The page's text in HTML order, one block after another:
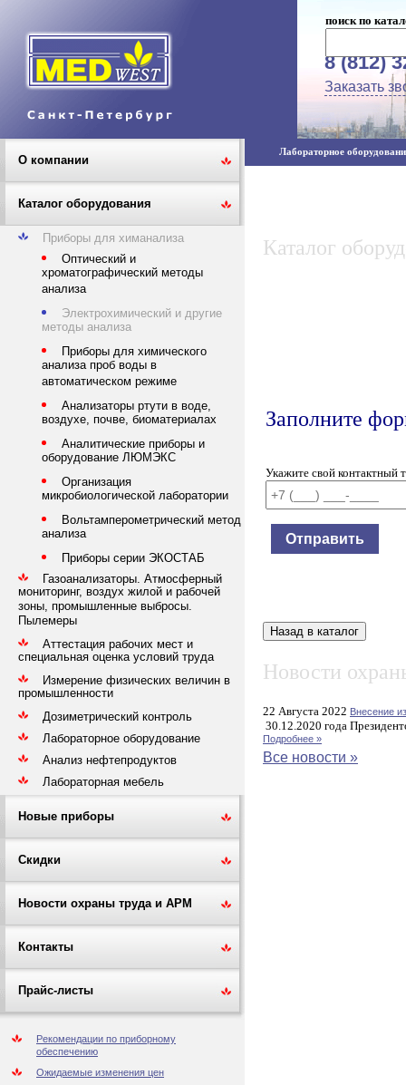
поиск по
8 (812)
Заказать
О компании
Каталог оборудования
Приборы для химанализа
Оптический и
хроматографический методы
анализа
Электрохимический и другие
методы анализа
Приборы для химического
анализа проб воды в
автоматическом режиме
Анализаторы ртути в воде,
воздухе, почве, биоматериалах
Аналитические приборы и
оборудование ЛЮМЭКС
Организация
микробиологической лаборатории
Вольтамперометрический метод
анализа
Приборы серии ЭКОСТАБ
Газоанализаторы. Атмосферный
мониторинг, воздух жилой и рабочей
зоны, промышленные выбросы.
Пылемеры
Аттестация рабочих мест и
специальная оценка условий труда
Измерение физических величин в
промышленности
Дозиметрический контроль
Лабораторное оборудование
Анализ нефтепродуктов
Лабораторная мебель
Новые приборы
Скидки
Новости охраны труда и АРМ
Контакты
Прайс-листы
Рекомендации по приборному
обеспечению
Ожидаемые изменения цен
Лабораторное
Каталог
Заполните
Укажите свой контактный
Новости
22 Августа 2022 Внесение
30.12.2020 года
Подробнее »
Все новости »